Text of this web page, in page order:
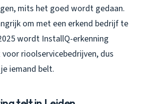
mits het goed wordt gedaan.
om met een erkend bedrijf te
wordt InstallQ-erkenning
rioolservicebedrijven, dus
iemand belt.